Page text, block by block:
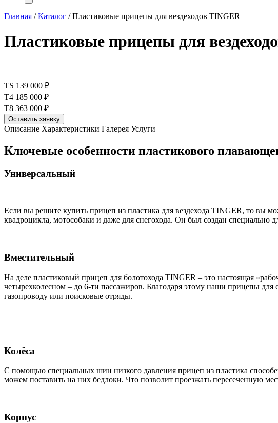
Главная /Каталог /Пластиковые прицепы для вездеходов TINGER
Пластиковые прицепы для
TS 139 000 ₽
T4 185 000 ₽
T8 363 000 ₽
Оставить заявку
Описание Характеристики Галерея Услуги
Ключевые особенности пластикового
Универсальный
Если вы решите купить прицеп из пластика для вездехода TINGER, то вы
квадроцикла, мотособаки и даже для снегохода. Он был создан
Вместительный
На деле пластиковый прицеп для болотохода TINGER – это настоящая
четырехколесном – до 6-ти пассажиров. Благодаря этому наши прицепы для
газопроводу или поисковые отряды.
Колёса
С помощью специальных шин низкого давления прицеп из пластика
можем поставить на них бедлоки. Что позволит проезжать пересеченную
Корпус